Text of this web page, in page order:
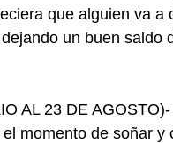
que alguien va
un buen saldo
AL 23 DE
momento de soñar